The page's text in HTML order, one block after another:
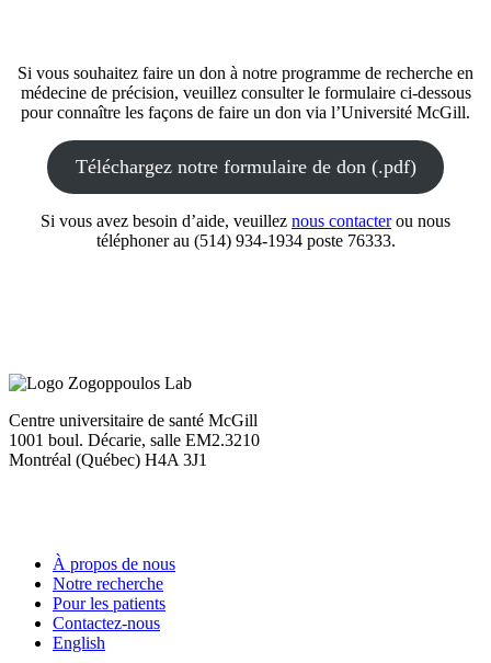
Si vous souhaitez faire un don à notre programme de recherche en
médecine de précision, veuillez consulter le formulaire ci-dessous
pour connaître les façons de faire un don via l’Université McGill.
Téléchargez notre formulaire de don (.pdf)
Si vous avez besoin d’aide, veuillez nous contacterou nous
téléphoner au (514) 934-1934 poste 76333.
Centre universitaire de santé McGill
1001 boul. Décarie, salle EM2.3210
Montréal (Québec) H4A 3J1
À propos de nous
Notre recherche
Pour les patients
Contactez-nous
English